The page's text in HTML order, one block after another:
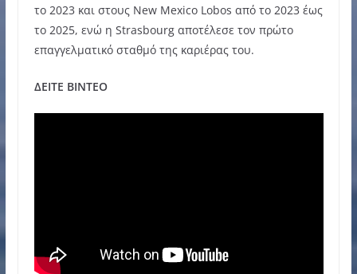
το 2023 και στους New Mexico Lobos από το 2023 έως
το 2025, ενώ η Strasbourg αποτέλεσε τον πρώτο
επαγγελματικό σταθμό της καριέρας του.
ΔΕΙΤΕ ΒΙΝΤΕΟ